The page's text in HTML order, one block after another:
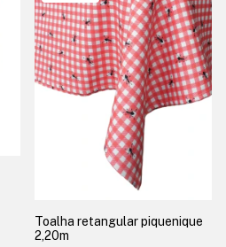
Toalha retangular piquenique
2,20m